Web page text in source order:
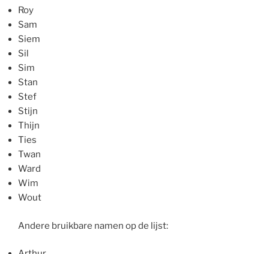
Roy
Sam
Siem
Sil
Sim
Stan
Stef
Stijn
Thijn
Ties
Twan
Ward
Wim
Wout
Andere bruikbare namen op de lijst: